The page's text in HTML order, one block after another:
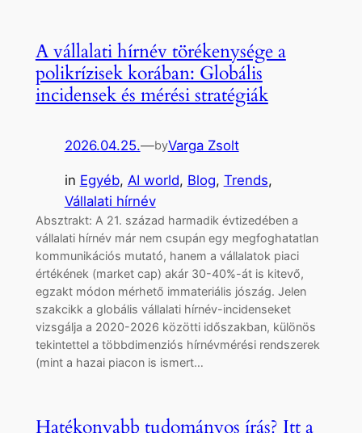
A vállalati hírnév törékenysége a
polikrízisek korában: Globális
incidensek és mérési stratégiák
2026.04.25.—byVarga Zsolt
in Egyéb, AI world, Blog, Trends
Vállalati hírnév
Absztrakt: A 21. század harmadik évtizedében a
vállalati hírnév már nem csupán egy megfoghatatlan
kommunikációs mutató, hanem a vállalatok piaci
értékének (market cap) akár 30-40%-át is kitevő,
egzakt módon mérhető immateriális jószág. Jelen
szakcikk a globális vállalati hírnév-incidenseket
vizsgálja a 2020-2026 közötti időszakban, különös
tekintettel a többdimenziós hírnévmérési rendszerek
(mint a hazai piacon is ismert…
Hatékonyabb tudományos írás? Itt a